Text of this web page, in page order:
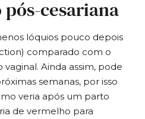
cesariana
lóquios pouco depois
comparado com o
Ainda assim, pode
semanas, por isso
veria após um parto
de vermelho para